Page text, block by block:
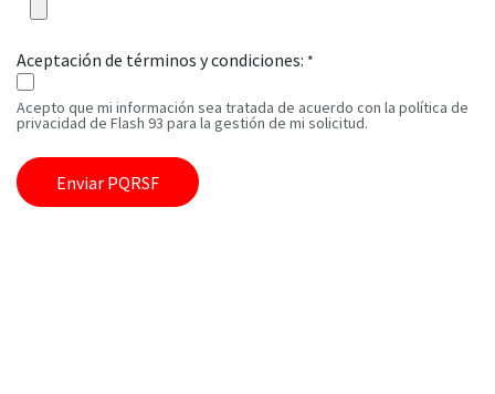
Aceptación de términos y condiciones: *
Acepto que mi información sea tratada de acuerdo con la política de
privacidad de Flash 93 para la gestión de mi solicitud.
Enviar PQRSF